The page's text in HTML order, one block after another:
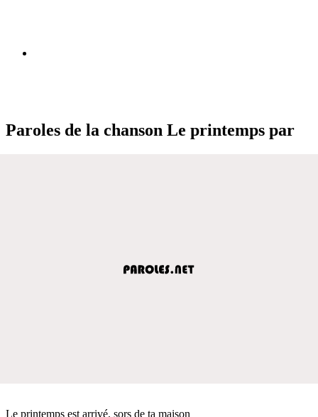
Paroles de la chanson Le printemps par
Le printemps est arrivé, sors de ta maison